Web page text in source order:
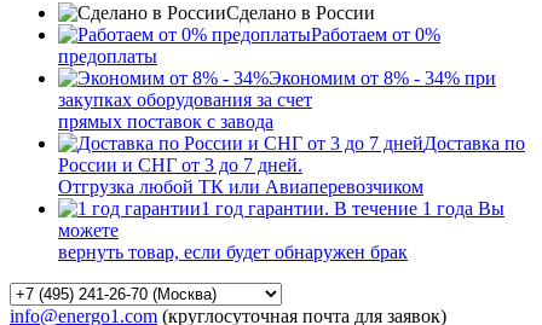
Сделано в России
Работаем от 0%
предоплаты
Экономим от 8% - 34% при
закупках оборудования за счет
прямых поставок с завода
Доставка по
России и СНГ от 3 до 7 дней.
Отгрузка любой ТК или Авиаперевозчиком
1 год гарантии. В течение 1 года Вы
можете
вернуть товар, если будет обнаружен брак
info@energo1.com (круглосуточная почта для заявок)